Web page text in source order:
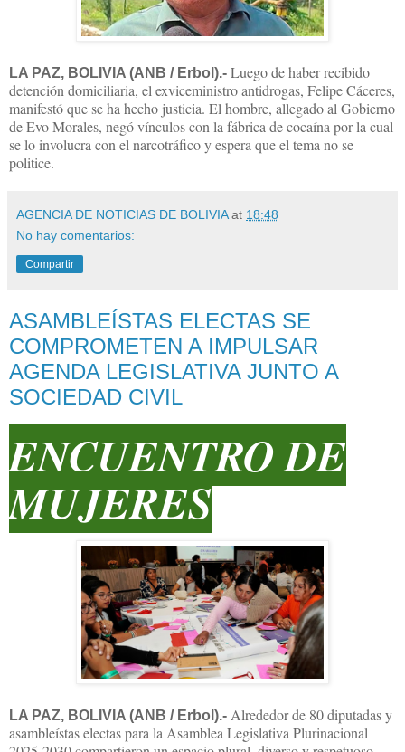
LA PAZ, BOLIVIA (ANB / Erbol).- Luego de haber recibido
detención domiciliaria, el exviceministro antidrogas, Felipe Cáceres,
manifestó que se ha hecho justicia. El hombre, allegado al Gobierno
de Evo Morales, negó vínculos con la fábrica de cocaína por la cual
se lo involucra con el narcotráfico y espera que el tema no se
politice.
AGENCIA DE NOTICIAS DE BOLIVIA at 18:48
No hay comentarios:
Compartir
ASAMBLEÍSTAS ELECTAS SE
COMPROMETEN A IMPULSAR
AGENDA LEGISLATIVA JUNTO A
SOCIEDAD CIVIL
ENCUENTRO DE
MUJERES
LA PAZ, BOLIVIA (ANB / Erbol).- Alrededor de 80 diputadas y
asambleístas electas para la Asamblea Legislativa Plurinacional